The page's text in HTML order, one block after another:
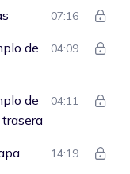
07:16
de
04:09
de
04:11
14:19